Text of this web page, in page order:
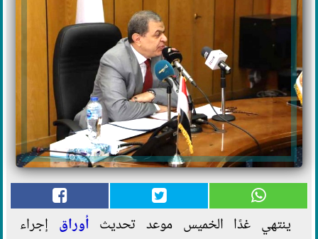
ينتهي غدًا الخميس موعد تحديث أوراق إجراء